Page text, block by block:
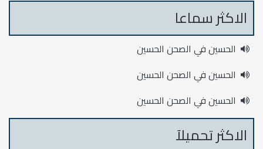
الاكثر سماعا
الحسين في الصحن الحسين
الحسين في الصحن الحسين
الحسين في الصحن الحسين
الاكثر تحميلآ